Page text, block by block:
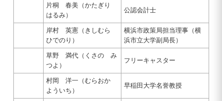
片桐 春美（かたぎり
はるみ）
公認会計士
岸村 英憲（きしむら
ひでのり）
横浜市政策局担当理事（横
浜市立大学副局長）
草野 満代（くさの み
つよ）
フリーキャスター
村岡 洋一（むらおか
よういち）
早稲田大学名誉教授